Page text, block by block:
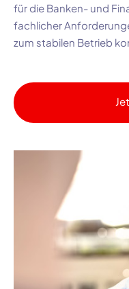
für die Banken- und
fachlicher
zum stabilen Betrieb